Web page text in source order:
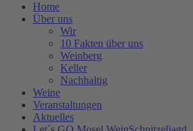
Home
Über uns
Wir
10 Fakten über uns
Weinberg
Keller
Nachhaltig
Weine
Veranstaltungen
Aktuelles